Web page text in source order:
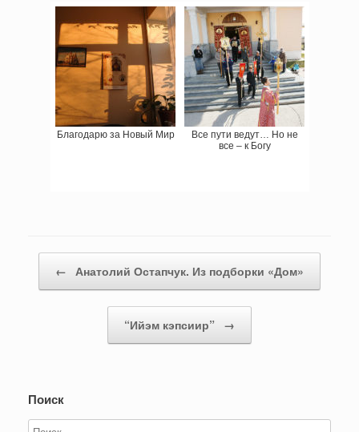
Благодарю за Новый Мир
Все пути ведут… Но не
все – к Богу
← Анатолий Остапчук. Из подборки «Дом»
“Ийэм кэпсиир” →
Поиск